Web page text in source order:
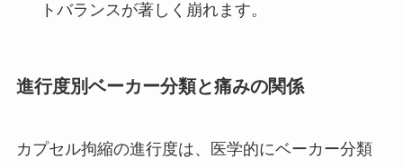
トバランスが著しく崩れます。
進行度別ベーカー分類と痛みの関係
カプセル拘縮の進行度は、医学的にベーカー分類